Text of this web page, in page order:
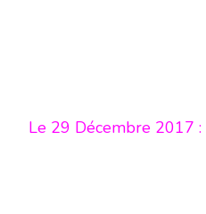
Le 29 Décembre 2017 :